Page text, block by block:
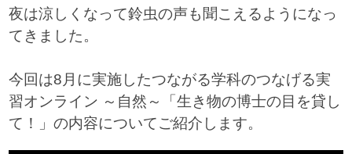
夜は涼しくなって鈴虫の声も聞こえるようになっ
てきました。
今回は8月に実施したつながる学科のつなげる実
習オンライン ～自然～「生き物の博士の目を貸し
て！」の内容についてご紹介します。